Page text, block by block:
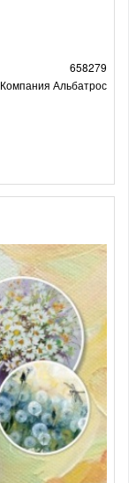
658279
Компания Альбатрос